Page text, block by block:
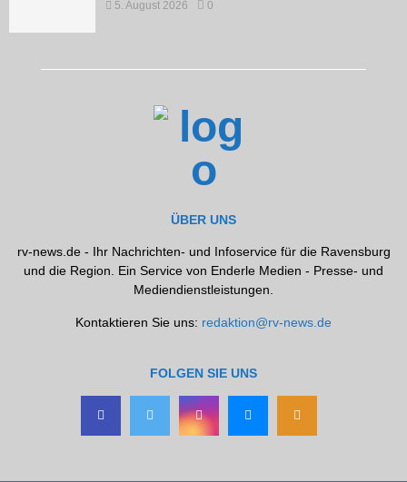
5. August 2026 0
ÜBER UNS
rv-news.de - Ihr Nachrichten- und Infoservice für die Ravensburg
und die Region. Ein Service von Enderle Medien - Presse- und
Mediendienstleistungen.
Kontaktieren Sie uns: redaktion@rv-news.de
FOLGEN SIE UNS